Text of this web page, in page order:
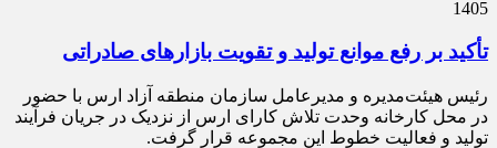
1405
تأکید بر رفع موانع تولید و تقویت بازارهای صادراتی
رئیس هیئت‌مدیره و مدیرعامل سازمان منطقه آزاد ارس با حضور
در محل کارخانه وحدت تلاش کارای ارس از نزدیک در جریان فرآیند
تولید و فعالیت خطوط این مجموعه قرار گرفت.